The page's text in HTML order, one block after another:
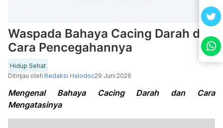
Waspada Bahaya Cacing Darah dan
Cara Pencegahannya
Hidup Sehat
Ditinjau oleh Redaksi Halodoc29 Juni 2026
Mengenal Bahaya Cacing Darah dan Cara
Mengatasinya